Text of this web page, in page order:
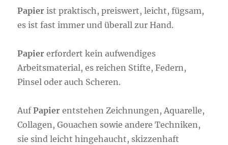
Papier ist praktisch, preiswert, leicht, fügsam,
es ist fast immer und überall zur Hand.
Papier erfordert kein aufwendiges
Arbeitsmaterial, es reichen Stifte, Federn,
Pinsel oder auch Scheren.
AufPapier entstehen Zeichnungen, Aquarelle,
Collagen, Gouachen sowie andere Techniken,
sie sind leicht hingehaucht, skizzenhaft